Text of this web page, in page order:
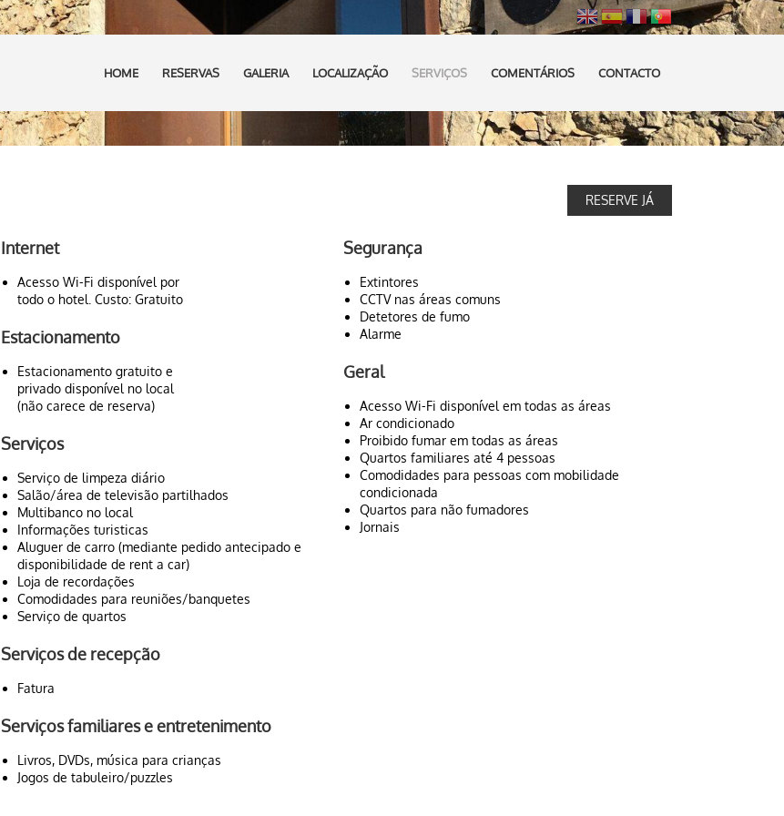
HOME RESERVAS GALERIA LOCALIZAÇÃO SERVIÇOS COMENTÁRIOS CONTACTO
RESERVE JÁ
Internet
Acesso Wi-Fi disponível por
todo o hotel. Custo: Gratuito
Estacionamento
Estacionamento gratuito e
privado disponível no local
(não carece de reserva)
Serviços
Serviço de limpeza diário
Salão/área de televisão partilhados
Multibanco no local
Informações turisticas
Aluguer de carro (mediante pedido antecipado e
disponibilidade de rent a car)
Loja de recordações
Comodidades para reuniões/banquetes
Serviço de quartos
Serviços de recepção
Fatura
Serviços familiares e entretenimento
Livros, DVDs, música para crianças
Jogos de tabuleiro/puzzles
Segurança
Extintores
CCTV nas áreas comuns
Detetores de fumo
Alarme
Geral
Acesso Wi-Fi disponível em todas as áreas
Ar condicionado
Proibido fumar em todas as áreas
Quartos familiares até 4 pessoas
Comodidades para pessoas com mobilidade
condicionada
Quartos para não fumadores
Jornais